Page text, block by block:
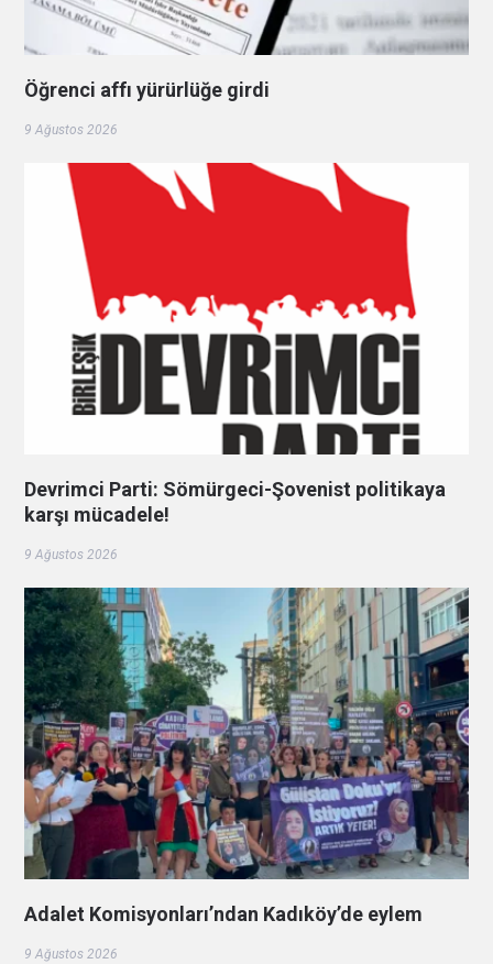
Öğrenci affı yürürlüğe girdi
9 Ağustos 2026
Devrimci Parti: Sömürgeci-Şovenist politikaya
karşı mücadele!
9 Ağustos 2026
Adalet Komisyonları’ndan Kadıköy’de eylem
9 Ağustos 2026